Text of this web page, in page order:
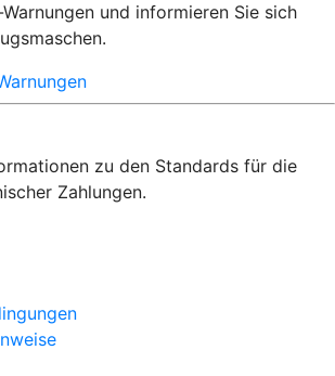
und informieren Sie sich
zu den Standards für die
Zahlungen.